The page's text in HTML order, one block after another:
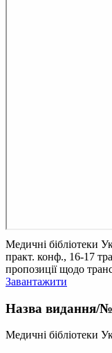
Медичні бібліотеки
практ. конф., 16-17
пропозиції щодо
Завантажити
Назва видання/№
Медичні бібліотеки